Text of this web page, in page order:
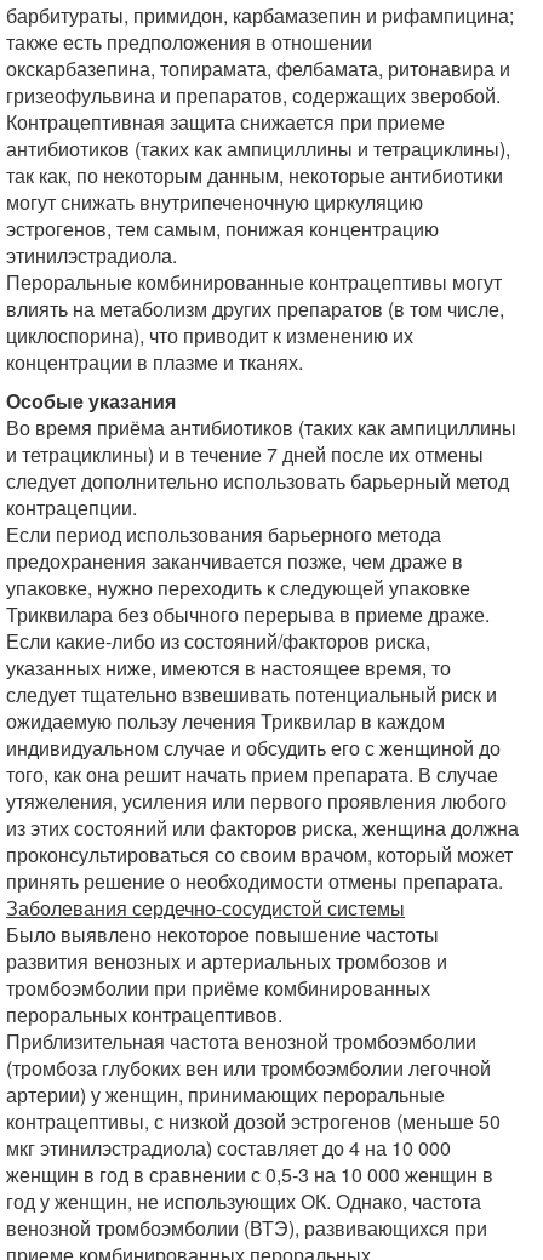
барбитураты, примидон, карбамазепин и рифампицина;
также есть предположения в отношении
окскарбазепина, топирамата, фелбамата, ритонавира и
гризеофульвина и препаратов, содержащих зверобой.
Контрацептивная защита снижается при приеме
антибиотиков (таких как ампициллины и тетрациклины),
так как, по некоторым данным, некоторые антибиотики
могут снижать внутрипеченочную циркуляцию
эстрогенов, тем самым, понижая концентрацию
этинилэстрадиола.
Пероральные комбинированные контрацептивы могут
влиять на метаболизм других препаратов (в том числе,
циклоспорина), что приводит к изменению их
концентрации в плазме и тканях.
Особые указания
Во время приёма антибиотиков (таких как ампициллины
и тетрациклины) и в течение 7 дней после их отмены
следует дополнительно использовать барьерный метод
контрацепции.
Если период использования барьерного метода
предохранения заканчивается позже, чем драже в
упаковке, нужно переходить к следующей упаковке
Триквилара без обычного перерыва в приеме драже.
Если какие-либо из состояний/факторов риска,
указанных ниже, имеются в настоящее время, то
следует тщательно взвешивать потенциальный риск и
ожидаемую пользу лечения Триквилар в каждом
индивидуальном случае и обсудить его с женщиной до
того, как она решит начать прием препарата. В случае
утяжеления, усиления или первого проявления любого
из этих состояний или факторов риска, женщина должна
проконсультироваться со своим врачом, который может
принять решение о необходимости отмены препарата.
Заболевания сердечно-сосудистой системы
Было выявлено некоторое повышение частоты
развития венозных и артериальных тромбозов и
тромбоэмболии при приёме комбинированных
пероральных контрацептивов.
Приблизительная частота венозной тромбоэмболии
(тромбоза глубоких вен или тромбоэмболии легочной
артерии) у женщин, принимающих пероральные
контрацептивы, с низкой дозой эстрогенов (меньше 50
мкг этинилэстрадиола) составляет до 4 на 10 000
женщин в год в сравнении с 0,5-3 на 10 000 женщин в
год у женщин, не использующих ОК. Однако, частота
венозной тромбоэмболии (ВТЭ), развивающихся при